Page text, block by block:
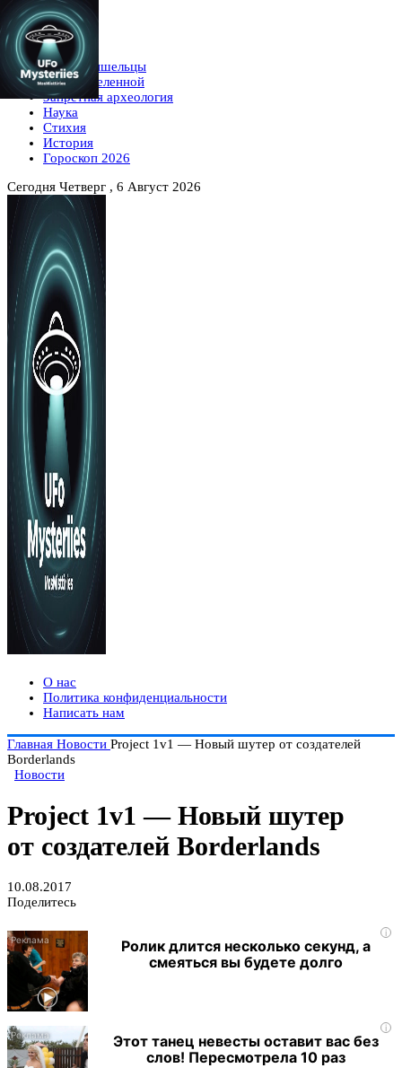
Главная
Новости
Мистика
НЛО, пришельцы
Тайны вселенной
Запретная археология
Наука
Стихия
История
Гороскоп 2026
Сегодня Четверг , 6 Август 2026
О нас
Политика конфиденциальности
Написать нам
Главная Новости Project 1v1 — Новый шутер от создателей
Borderlands
Новости
Project 1v1 — Новый шутер
от создателей Borderlands
10.08.2017
Поделитесь
i
Ролик длится несколько секунд, а
смеяться вы будете долго
i
Этот танец невесты оставит вас без
слов! Пересмотрела 10 раз